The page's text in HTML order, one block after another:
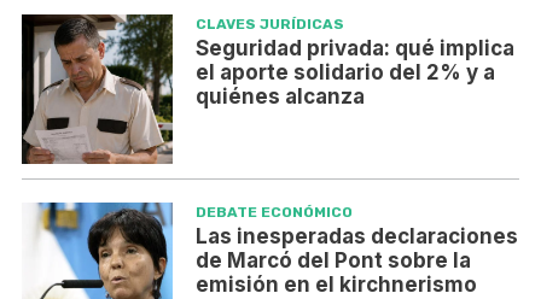
CLAVES JURÍDICAS
Seguridad privada: qué implica
el aporte solidario del 2% y a
quiénes alcanza
DEBATE ECONÓMICO
Las inesperadas declaraciones
de Marcó del Pont sobre la
emisión en el kirchnerismo